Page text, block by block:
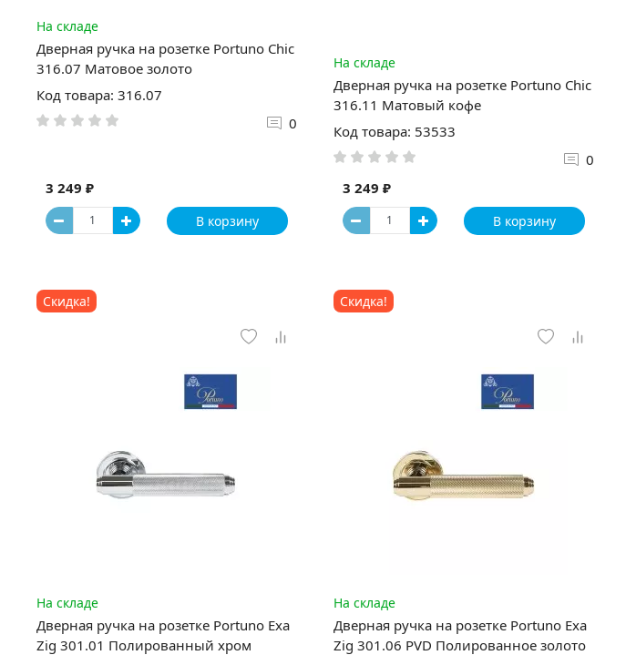
На складе
Дверная ручка на розетке Portuno Chic
316.07 Матовое золото
Код товара: 316.07
0
3 249 ₽
В корзину
На складе
Дверная ручка на розетке Portuno Chic
316.11 Матовый кофе
Код товара: 53533
0
3 249 ₽
В корзину
Скидка!
На складе
Дверная ручка на розетке Portuno Exa
Zig 301.01 Полированный хром
Скидка!
На складе
Дверная ручка на розетке Portuno Exa
Zig 301.06 PVD Полированное золото